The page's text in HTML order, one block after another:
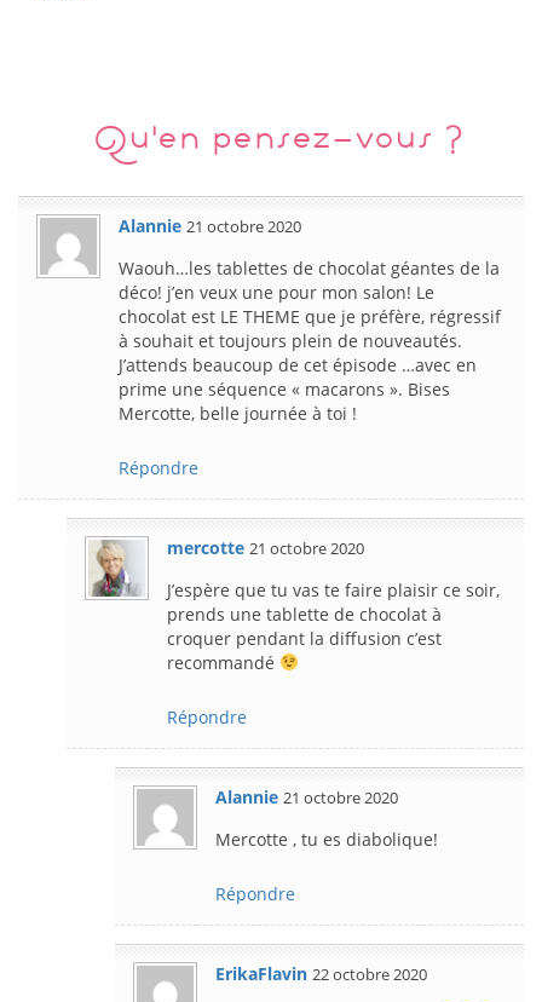
Qu'en pensez-vous ?
Alannie 21 octobre 2020
Waouh…les tablettes de chocolat géantes de la
déco! j’en veux une pour mon salon! Le
chocolat est LE THEME que je préfère, régressif
à souhait et toujours plein de nouveautés.
J’attends beaucoup de cet épisode …avec en
prime une séquence « macarons ». Bises
Mercotte, belle journée à toi !
Répondre
mercotte 21 octobre 2020
J’espère que tu vas te faire plaisir ce soir,
prends une tablette de chocolat à
croquer pendant la diffusion c’est
recommandé
Répondre
Alannie 21 octobre 2020
Mercotte , tu es diabolique!
Répondre
ErikaFlavin 22 octobre 2020